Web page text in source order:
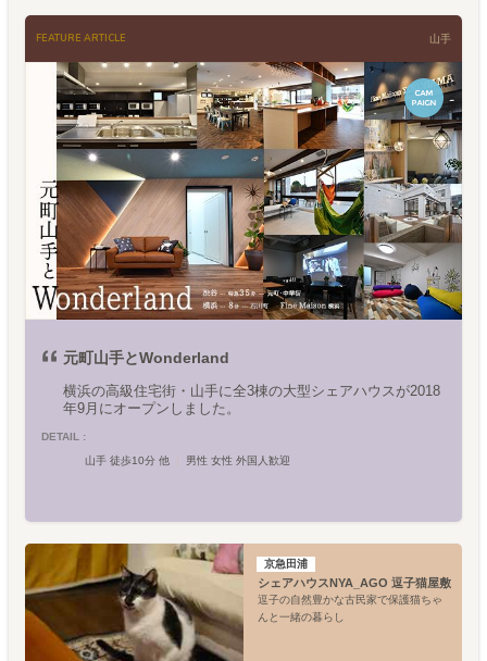
FEATURE ARTICLE 山手
元町山手とWonderland
横浜の高級住宅街・山手に全3棟の大型シェアハウスが2018
年9月にオープンしました。
DETAIL :
山手 徒歩10分 他
男性 女性 外国人歓迎
京急田浦
シェアハウスNYA_AGO 逗子猫屋敷
逗子の自然豊かな古民家で保護猫ちゃ
んと一緒の暮らし